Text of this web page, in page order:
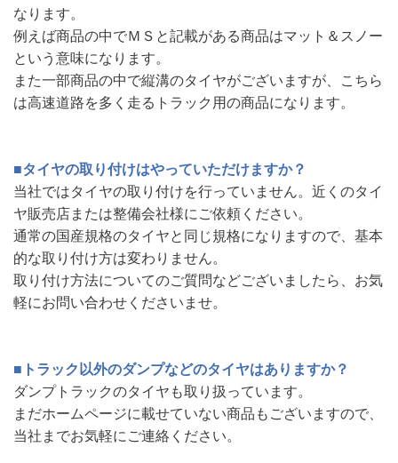
なります。
例えば商品の中でＭＳと記載がある商品はマット＆スノー
という意味になります。
また一部商品の中で縦溝のタイヤがございますが、こちら
は高速道路を多く走るトラック用の商品になります。
■タイヤの取り付けはやっていただけますか？
当社ではタイヤの取り付けを行っていません。近くのタイ
ヤ販売店または整備会社様にご依頼ください。
通常の国産規格のタイヤと同じ規格になりますので、基本
的な取り付け方は変わりません。
取り付け方法についてのご質問などございましたら、お気
軽にお問い合わせくださいませ。
■トラック以外のダンプなどのタイヤはありますか？
ダンプトラックのタイヤも取り扱っています。
まだホームページに載せていない商品もございますので、
当社までお気軽にご連絡ください。